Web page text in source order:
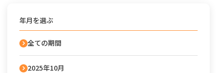
年月を選ぶ
全ての期間
2025年10月